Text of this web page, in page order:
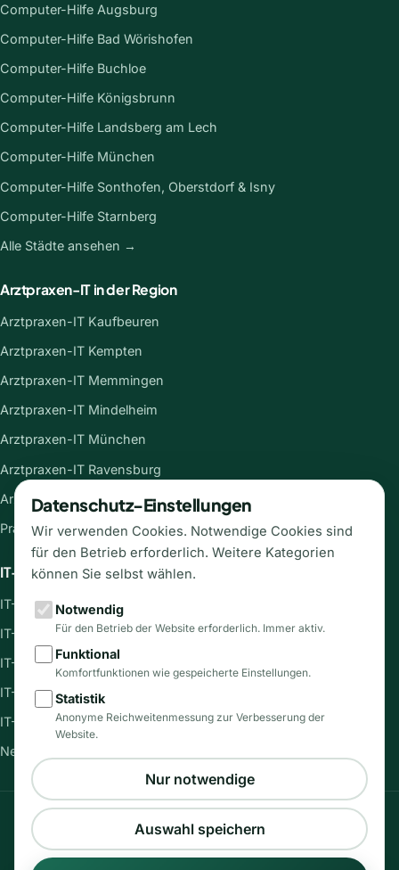
Computer-Hilfe Augsburg
Computer-Hilfe Bad Wörishofen
Computer-Hilfe Buchloe
Computer-Hilfe Königsbrunn
Computer-Hilfe Landsberg am Lech
Computer-Hilfe München
Computer-Hilfe Sonthofen, Oberstdorf & Isny
Computer-Hilfe Starnberg
Alle Städte ansehen →
Arztpraxen-IT in der Region
Arztpraxen-IT Kaufbeuren
Arztpraxen-IT Kempten
Arztpraxen-IT Memmingen
Arztpraxen-IT Mindelheim
Arztpraxen-IT München
Arztpraxen-IT Ravensburg
Arztpraxen-IT Ulm
Praxis-IT Übersicht →
IT-Systemhaus in der Region
IT-Systemhaus Kaufbeuren
IT-Systemhaus Kempten
IT-Systemhaus Mindelheim
IT-Systemhaus München
IT-Systemhaus Ulm
Neuigkeiten & Blog →
Impressum Datenschutz Seitenübersicht Cookie-Policy
©2025 by DariaTech
Datenschutz-Einstellungen
Wir verwenden Cookies. Notwendige Cookies sind
für den Betrieb erforderlich. Weitere Kategorien
können Sie selbst wählen.
Notwendig
Für den Betrieb der Website erforderlich. Immer aktiv.
Funktional
Komfortfunktionen wie gespeicherte Einstellungen.
Statistik
Anonyme Reichweitenmessung zur Verbesserung der
Website.
Nur notwendige
Auswahl speichern